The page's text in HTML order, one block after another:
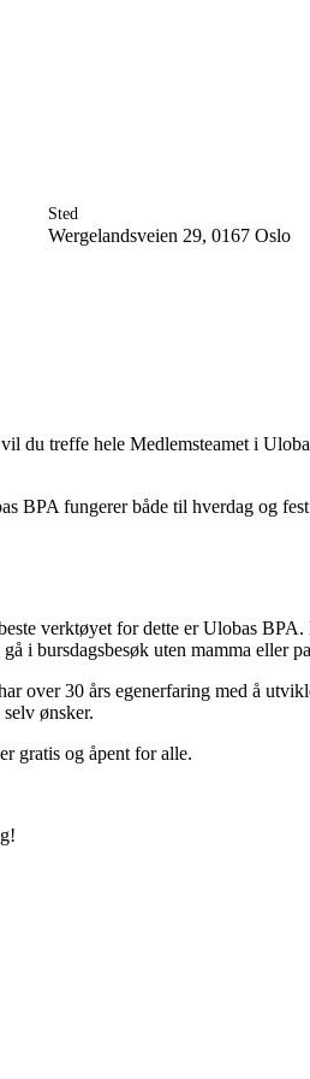
Living-fond
Sted
Wergelandsveien 29, 0167 Oslo
du treffe hele Medlemsteamet i
BPA fungerer både til hverdag og
verktøyet for dette er Ulobas
i bursdagsbesøk uten mamma eller
over 30 års egenerfaring med å
ønsker.
gratis og åpent for alle.